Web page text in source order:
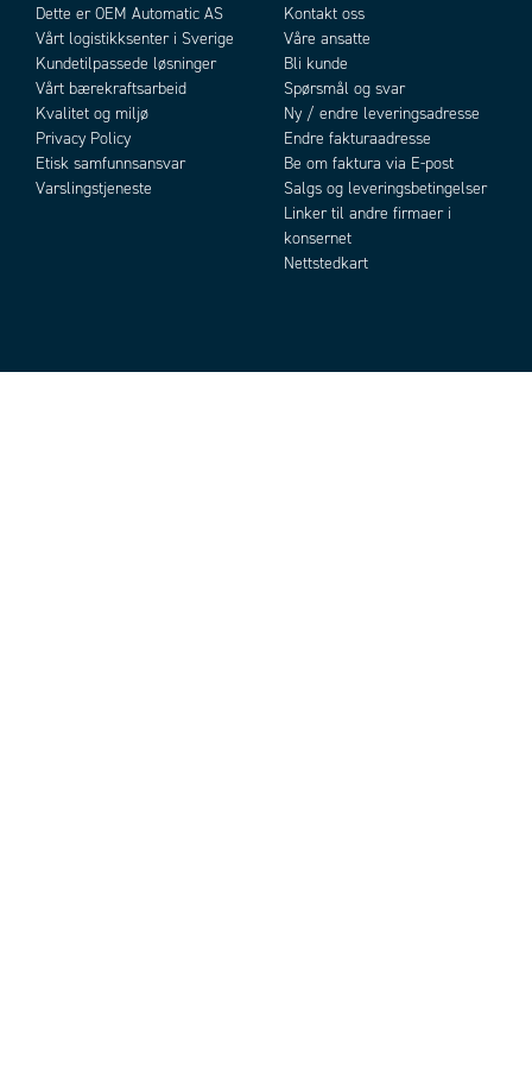
Dette er OEM Automatic AS
Vårt logistikksenter i Sverige
Kundetilpassede løsninger
Vårt bærekraftsarbeid
Kvalitet og miljø
Privacy Policy
Etisk samfunnsansvar
Varslingstjeneste
Kontakt oss
Våre ansatte
Bli kunde
Spørsmål og svar
Ny / endre leveringsadresse
Endre fakturaadresse
Be om faktura via E-post
Salgs og leveringsbetingelser
Linker til andre firmaer i
konsernet
Nettstedkart